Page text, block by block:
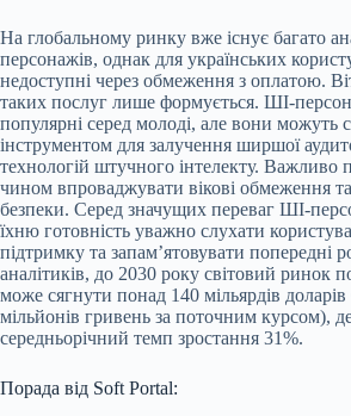
На глобальному ринку вже існує багато
персонажів, однак для українських
недоступні через обмеження з оплатою.
таких послуг лише формується. ШІ-
популярні серед молоді, але вони можуть
інструментом для залучення ширшої
технологій штучного інтелекту.
чином впроваджувати вікові обмеження
безпеки. Серед значущих переваг ШІ-
їхню готовність уважно слухати
підтримку та запам’ятовувати попередні
аналітиків, до 2030 року світовий ринок
може сягнути понад 140 мільярдів
мільйонів гривень за поточним курсом),
середньорічний темп зростання 31%.
Порада від Soft Portal: